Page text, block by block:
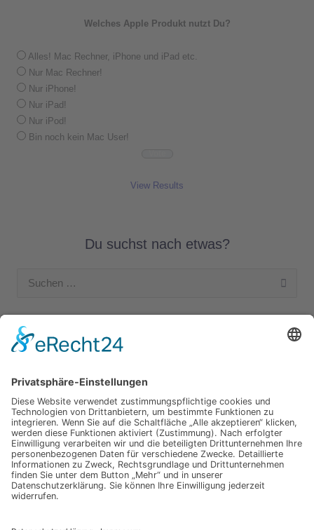
Welches Apple Produkt nutzt Du?
Alles! Mac Rechner, iPhone und iPad etc.
Nur Mac Rechner!
Nur iPhone!
Nur iPad!
Nur iPod!
Bin noch kein Mac User!
View Results
Du suchst nach etwas?
Suchen
Unsere Kategorien
Apple Intern
Apple Software
Nützliches Apple Zubehör
Gut zu wissen
iPad und iPod
iPhone
OSX